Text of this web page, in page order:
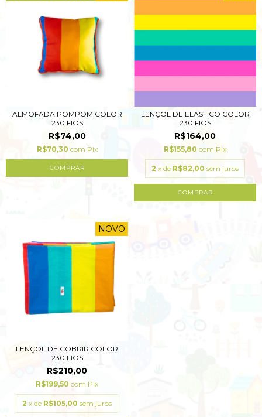
ALMOFADA POMPOM COLOR
230 FIOS
R$74,00
R$70,30 com Pix
LENÇOL DE ELÁSTICO COLOR
230 FIOS
R$164,00
R$155,80 com Pix
2 x de R$82,00 sem juros
COMPRAR
NOVO
LENÇOL DE COBRIR COLOR
230 FIOS
R$210,00
R$199,50 com Pix
2 x de R$105,00 sem juros